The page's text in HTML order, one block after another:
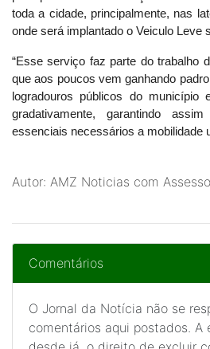
toda a cidade, principalmente, nas
onde será implantado o Veiculo Leve
“Esse serviço faz parte do trabalho
que aos poucos vem ganhando
logradouros públicos do município
gradativamente, garantindo
essenciais necessários a mobilidade
Autor: AMZ Noticias com
Comentários
O Jornal da Notícia não se
comentários aqui postados. A